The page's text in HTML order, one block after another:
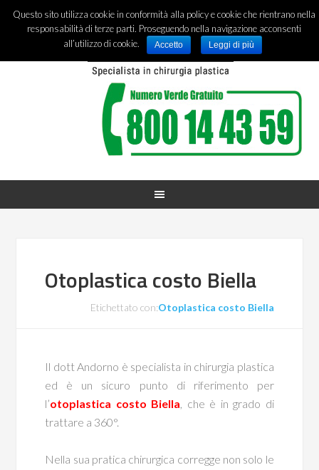
Otoplastica costo Biella
Etichettato con:Otoplastica costo Biella
Il dott Andorno è specialista in chirurgia plastica
ed è un sicuro punto di riferimento per
l’otoplastica costo Biella, che è in grado di
trattare a 360°.
Nella sua pratica chirurgica corregge non solo le
Questo sito utilizza cookie in conformità alla policy e cookie che rientrano nella
responsabilità di terze parti. Proseguendo nella navigazione acconsenti
all’utilizzo di cookie.
Accetto Leggi di più